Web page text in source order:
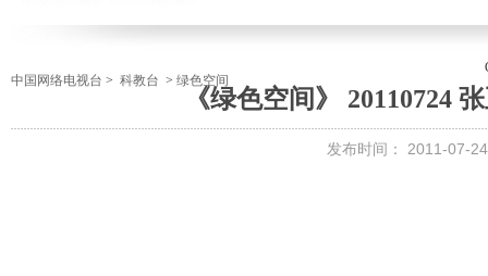
中国网络电视台 > 科教台 > 绿色空间
《绿色空间》 20110724
发布时间： 2011-07-